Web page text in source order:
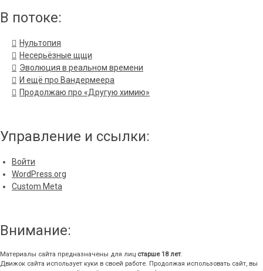
В потоке:
Нультопия
Несерьёзные щщи
Эволюция в реальном времени
И ещё про Вандермеера
Продолжаю про «Другую химию»
Управление и ссылки:
Войти
WordPress.org
Custom Meta
Внимание:
Материалы сайта предназначены для лиц старше 18 лет.
Движок сайта использует куки в своей работе. Продолжая использовать сайт, вы